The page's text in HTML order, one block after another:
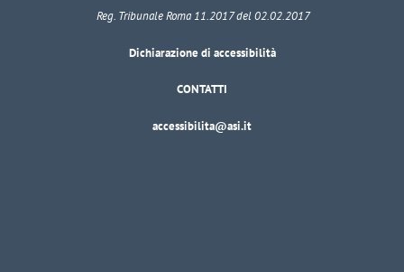
Reg. Tribunale Roma 11.2017 del 02.02.2017
Dichiarazione di accessibilità
CONTATTI
accessibilita@asi.it